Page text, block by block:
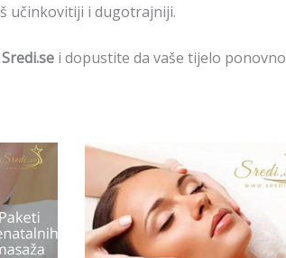
učinkovitiji i dugotrajniji.
Sredi.se i dopustite da vaše tijelo ponovno